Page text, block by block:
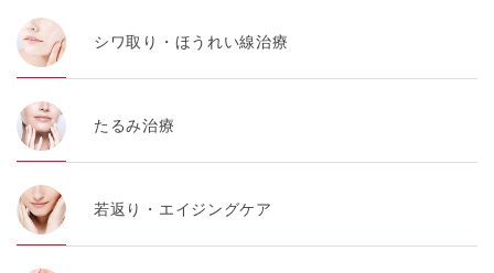
シワ取り・ほうれい線治療
たるみ治療
若返り・エイジングケア